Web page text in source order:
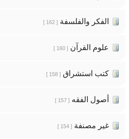
الفكر والفلسفة[ 162 ]
علوم القرآن[ 160 ]
كتب استشراق[ 158 ]
أصول الفقه[ 157 ]
غير مصنفة[ 154 ]